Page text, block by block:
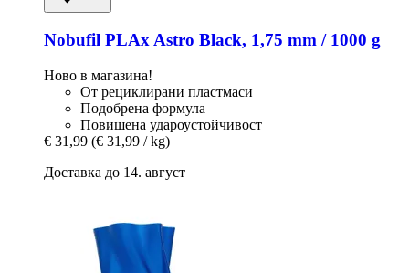
Nobufil PLAx Astro Black, 1,75 mm / 1000 g
Ново в магазина!
От рециклирани пластмаси
Подобрена формула
Повишена удароустойчивост
€ 31,99 (€ 31,99 / kg)
Доставка до 14. август